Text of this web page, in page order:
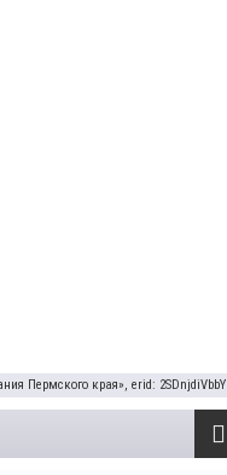
Пермского края», erid: 2SDnjdiVbbY